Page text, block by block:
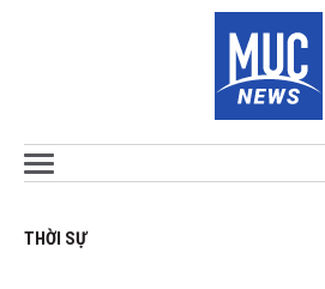
THỜI SỰ